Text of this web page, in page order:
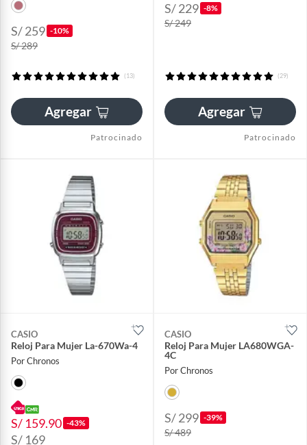
S/ 259 -10%
S/ 289
(13)
Agregar
Patrocinado
S/ 229 -8%
S/ 249
(29)
Agregar
Patrocinado
CASIO
Reloj Para Mujer La-670Wa-4
Por Chronos
S/ 159.90 -43%
S/ 169
CASIO
Reloj Para Mujer LA680WGA-
4C
Por Chronos
S/ 299 -39%
S/ 489